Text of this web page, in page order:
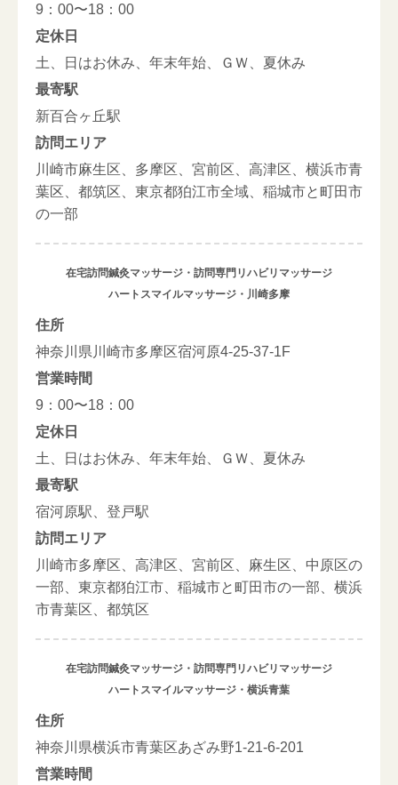
9：00〜18：00
定休日
土、日はお休み、年末年始、ＧＷ、夏休み
最寄駅
新百合ヶ丘駅
訪問エリア
川崎市麻生区、多摩区、宮前区、高津区、横浜市青
葉区、都筑区、東京都狛江市全域、稲城市と町田市
の一部
在宅訪問鍼灸マッサージ・訪問専門リハビリマッサージ
ハートスマイルマッサージ・川崎多摩
住所
神奈川県川崎市多摩区宿河原4-25-37-1F
営業時間
9：00〜18：00
定休日
土、日はお休み、年末年始、ＧＷ、夏休み
最寄駅
宿河原駅、登戸駅
訪問エリア
川崎市多摩区、高津区、宮前区、麻生区、中原区の
一部、東京都狛江市、稲城市と町田市の一部、横浜
市青葉区、都筑区
在宅訪問鍼灸マッサージ・訪問専門リハビリマッサージ
ハートスマイルマッサージ・横浜青葉
住所
神奈川県横浜市青葉区あざみ野1-21-6-201
営業時間